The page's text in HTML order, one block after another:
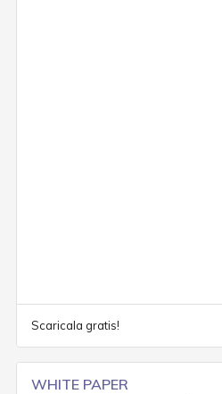
Scaricala gratis!
WHITE PAPER